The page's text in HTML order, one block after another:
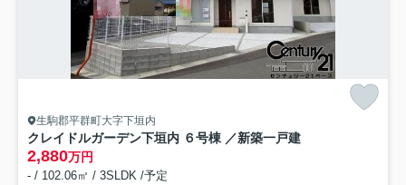
生駒郡平群町大字下垣内
クレイドルガーデン下垣内 ６号棟 ／新築一戸建
2,880万円
- / 102.06㎡ / 3SLDK /予定